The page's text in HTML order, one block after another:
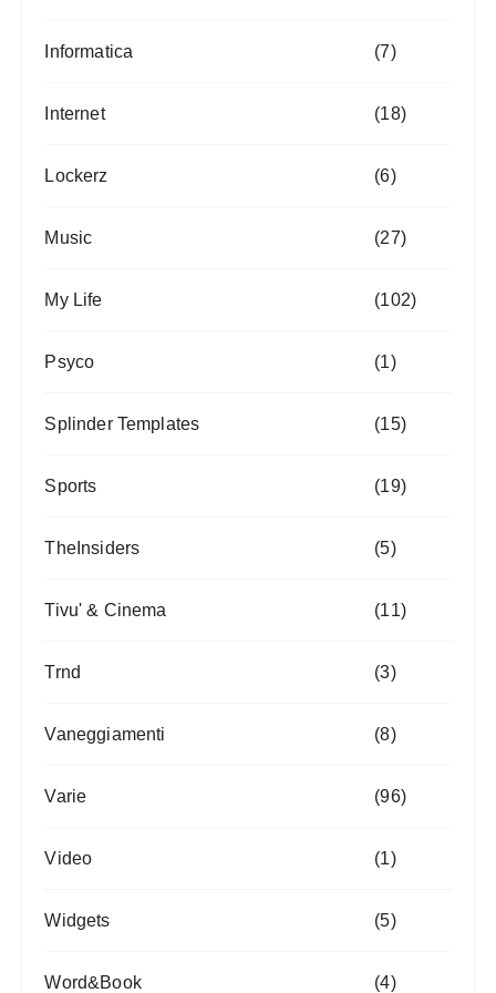
Informatica (7)
Internet (18)
Lockerz (6)
Music (27)
My Life (102)
Psyco (1)
Splinder Templates (15)
Sports (19)
TheInsiders (5)
Tivu' & Cinema (11)
Trnd (3)
Vaneggiamenti (8)
Varie (96)
Video (1)
Widgets (5)
Word&Book (4)